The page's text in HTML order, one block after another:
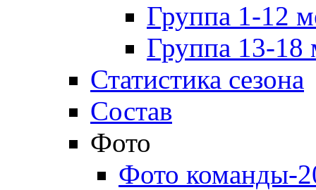
Группа 1-12
Группа 13-18
Статистика сезона
Состав
Фото
Фото команды-